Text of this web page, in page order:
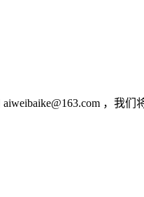
，我们